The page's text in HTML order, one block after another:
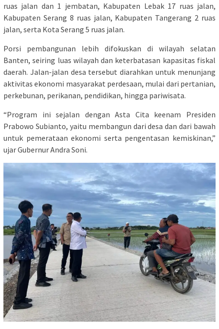
ruas jalan dan 1 jembatan, Kabupaten Lebak 17 ruas jalan,
Kabupaten Serang 8 ruas jalan, Kabupaten Tangerang 2 ruas
jalan, serta Kota Serang 5 ruas jalan.
Porsi pembangunan lebih difokuskan di wilayah selatan
Banten, seiring luas wilayah dan keterbatasan kapasitas fiskal
daerah. Jalan-jalan desa tersebut diarahkan untuk menunjang
aktivitas ekonomi masyarakat perdesaan, mulai dari pertanian,
perkebunan, perikanan, pendidikan, hingga pariwisata.
“Program ini sejalan dengan Asta Cita keenam Presiden
Prabowo Subianto, yaitu membangun dari desa dan dari bawah
untuk pemerataan ekonomi serta pengentasan kemiskinan,”
ujar Gubernur Andra Soni.